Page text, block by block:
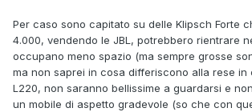
Per caso sono capitato su delle Klipsch Forte
4.000, vendendo le JBL, potrebbero rientrare
occupano meno spazio (ma sempre grosse
ma non saprei in cosa differiscono alla rese in
L220, non saranno bellissime a guardarsi e
un mobile di aspetto gradevole (so che con